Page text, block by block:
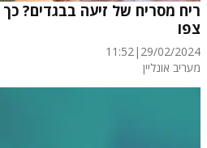
ריח מסריח של זיעה בבגדים?
צפו
29/02/2024
|
11:52
מעריב אונליין